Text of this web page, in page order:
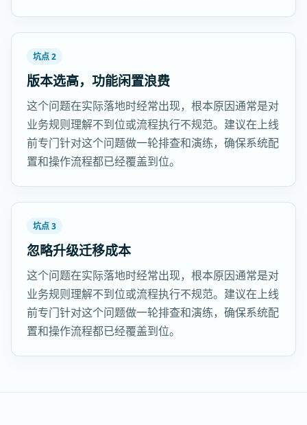
坑点 2
版本选高，功能闲置浪费
这个问题在实际落地时经常出现，根本原因通常是对
业务规则理解不到位或流程执行不规范。建议在上线
前专门针对这个问题做一轮排查和演练，确保系统配
置和操作流程都已经覆盖到位。
坑点 3
忽略升级迁移成本
这个问题在实际落地时经常出现，根本原因通常是对
业务规则理解不到位或流程执行不规范。建议在上线
前专门针对这个问题做一轮排查和演练，确保系统配
置和操作流程都已经覆盖到位。